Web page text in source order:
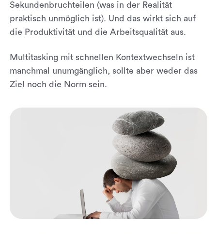
Sekundenbruchteilen (was in der Realität
praktisch unmöglich ist). Und das wirkt sich auf
die Produktivität und die Arbeitsqualität aus.
Multitasking mit schnellen Kontextwechseln ist
manchmal unumgänglich, sollte aber weder das
Ziel noch die Norm sein.